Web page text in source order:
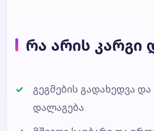
რა არის კარგი
გეგმების გადახედვა
დალაგება